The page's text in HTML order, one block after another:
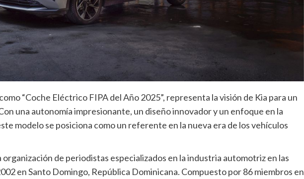
“Coche Eléctrico FIPA del Año 2025”, representa la visión de Kia para un
una autonomía impresionante, un diseño innovador y un enfoque en la
modelo se posiciona como un referente en la nueva era de los vehículos
organización de periodistas especializados en la industria automotriz en las
en Santo Domingo, República Dominicana. Compuesto por 86 miembros en